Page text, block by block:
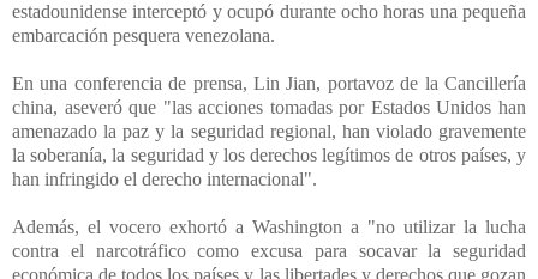
estadounidense interceptó y ocupó durante ocho horas una pequeña
embarcación pesquera venezolana.
En una conferencia de prensa, Lin Jian, portavoz de la Cancillería
china, aseveró que "las acciones tomadas por Estados Unidos han
amenazado la paz y la seguridad regional, han violado gravemente
la soberanía, la seguridad y los derechos legítimos de otros países, y
han infringido el derecho internacional".
Además, el vocero exhortó a Washington a "no utilizar la lucha
contra el narcotráfico como excusa para socavar la seguridad